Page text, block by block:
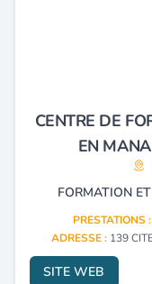
CENTRE DE
EN
FORMATION
PRESTATIONS :
ADRESSE : 139
SITE WEB